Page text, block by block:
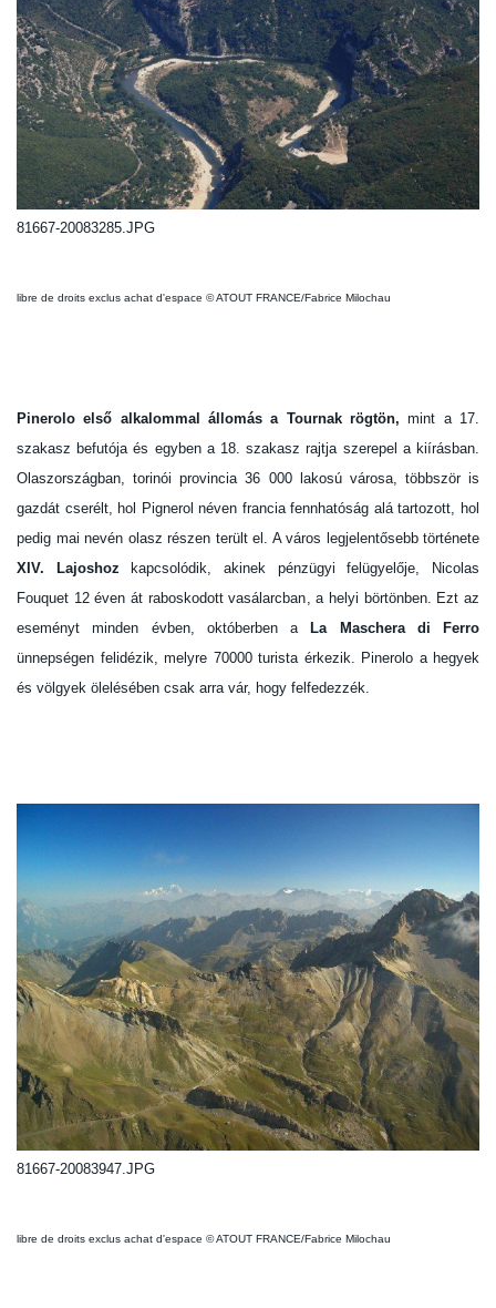
81667-20083285.JPG
libre de droits exclus achat d'espace © ATOUT FRANCE/Fabrice Milochau
Pinerolo első alkalommal állomás a Tournak rögtön, mint a 17.
szakasz befutója és egyben a 18. szakasz rajtja szerepel a kiírásban.
Olaszországban, torinói provincia 36 000 lakosú városa, többször is
gazdát cserélt, hol Pignerol néven francia fennhatóság alá tartozott, hol
pedig mai nevén olasz részen terült el. A város legjelentősebb története
XIV. Lajoshoz kapcsolódik, akinek pénzügyi felügyelője, Nicolas
Fouquet 12 éven át raboskodott vasálarcban, a helyi börtönben. Ezt az
eseményt minden évben, októberben a La Maschera di Ferro
ünnepségen felidézik, melyre 70000 turista érkezik. Pinerolo a hegyek
és völgyek ölelésében csak arra vár, hogy felfedezzék.
81667-20083947.JPG
libre de droits exclus achat d'espace © ATOUT FRANCE/Fabrice Milochau